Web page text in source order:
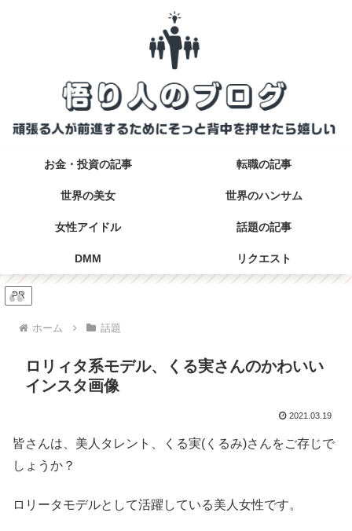
お金・投資の記事 転職の記事
世界の美女 世界のハンサム
女性アイドル 話題の記事
DMM リクエスト
PR
ホーム 話題
ロリィタ系モデル、くる実さんのかわいい
インスタ画像
2021.03.19
皆さんは、美人タレント、くる実(くるみ)さんをご存じで
しょうか？
ロリータモデルとして活躍している美人女性です。